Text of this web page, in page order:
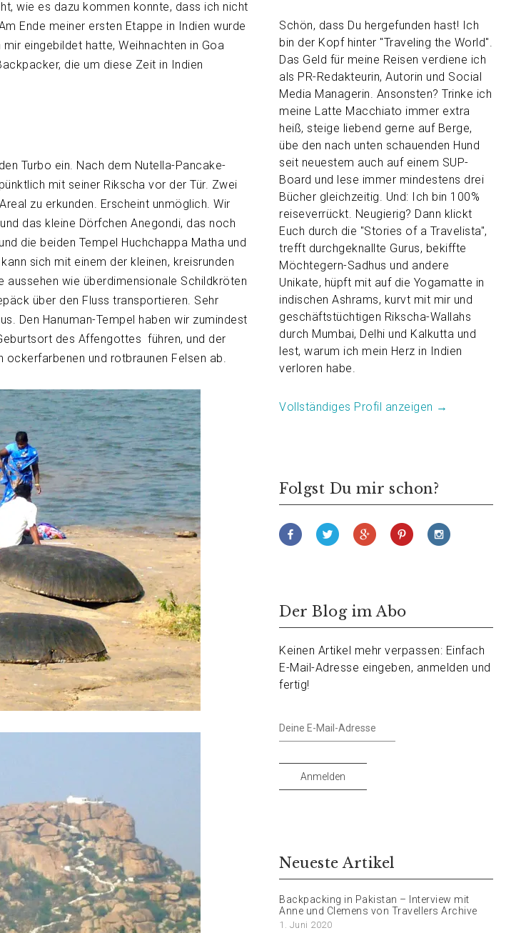
wie es dazu kommen konnte, dass ich nicht
Ende meiner ersten Etappe in Indien wurde
eingebildet hatte, Weihnachten in Goa
die um diese Zeit in Indien
Turbo ein. Nach dem Nutella-Pancake-
mit seiner Rikscha vor der Tür. Zwei
zu erkunden. Erscheint unmöglich. Wir
das kleine Dörfchen Anegondi, das noch
die beiden Tempel Huchchappa Matha und
sich mit einem der kleinen, kreisrunden
aussehen wie überdimensionale Schildkröten
über den Fluss transportieren. Sehr
Den Hanuman-Tempel haben wir zumindest
des Affengottes führen, und der
und rotbraunen Felsen ab.
Schön, dass Du hergefunden hast! Ich
bin der Kopf hinter "Traveling the World".
Das Geld für meine Reisen verdiene ich
als PR-Redakteurin, Autorin und Social
Media Managerin. Ansonsten? Trinke ich
meine Latte Macchiato immer extra
heiß, steige liebend gerne auf Berge,
übe den nach unten schauenden Hund
seit neuestem auch auf einem SUP-
Board und lese immer mindestens drei
Bücher gleichzeitig. Und: Ich bin 100%
reiseverrückt. Neugierig? Dann klickt
Euch durch die "Stories of a Travelista",
trefft durchgeknallte Gurus, bekiffte
Möchtegern-Sadhus und andere
Unikate, hüpft mit auf die Yogamatte in
indischen Ashrams, kurvt mit mir und
geschäftstüchtigen Rikscha-Wallahs
durch Mumbai, Delhi und Kalkutta und
lest, warum ich mein Herz in Indien
verloren habe.
Vollständiges Profil anzeigen →
Folgst Du mir schon?
Der Blog im Abo
Keinen Artikel mehr verpassen: Einfach
E-Mail-Adresse eingeben, anmelden und
fertig!
Deine
E-
Adresse
Anmelden
Neueste Artikel
Backpacking in Pakistan – Interview mit
Anne und Clemens von Travellers Archive
1. Juni 2020